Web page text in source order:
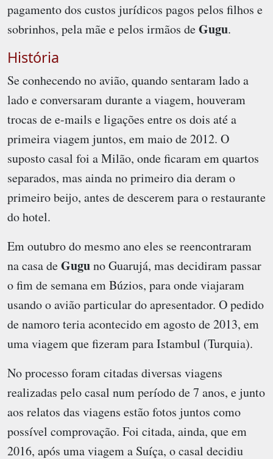
pagamento dos custos jurídicos pagos pelos filhos e
sobrinhos, pela mãe e pelos irmãos deGugu.
História
Se conhecendo no avião, quando sentaram lado a
lado e conversaram durante a viagem, houveram
trocas de e-mails e ligações entre os dois até a
primeira viagem juntos, em maio de 2012. O
suposto casal foi a Milão, onde ficaram em quartos
separados, mas ainda no primeiro dia deram o
primeiro beijo, antes de descerem para o restaurante
do hotel.
Em outubro do mesmo ano eles se reencontraram
na casa deGuguno Guarujá, mas decidiram passar
o fim de semana em Búzios, para onde viajaram
usando o avião particular do apresentador. O pedido
de namoro teria acontecido em agosto de 2013, em
uma viagem que fizeram para Istambul (Turquia).
No processo foram citadas diversas viagens
realizadas pelo casal num período de 7 anos, e junto
aos relatos das viagens estão fotos juntos como
possível comprovação. Foi citada, ainda, que em
2016, após uma viagem a Suíça, o casal decidiu